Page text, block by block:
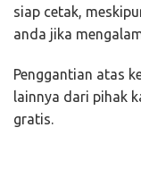
siap cetak,
anda jika
Penggantian atas
lainnya dari pihak
gratis.